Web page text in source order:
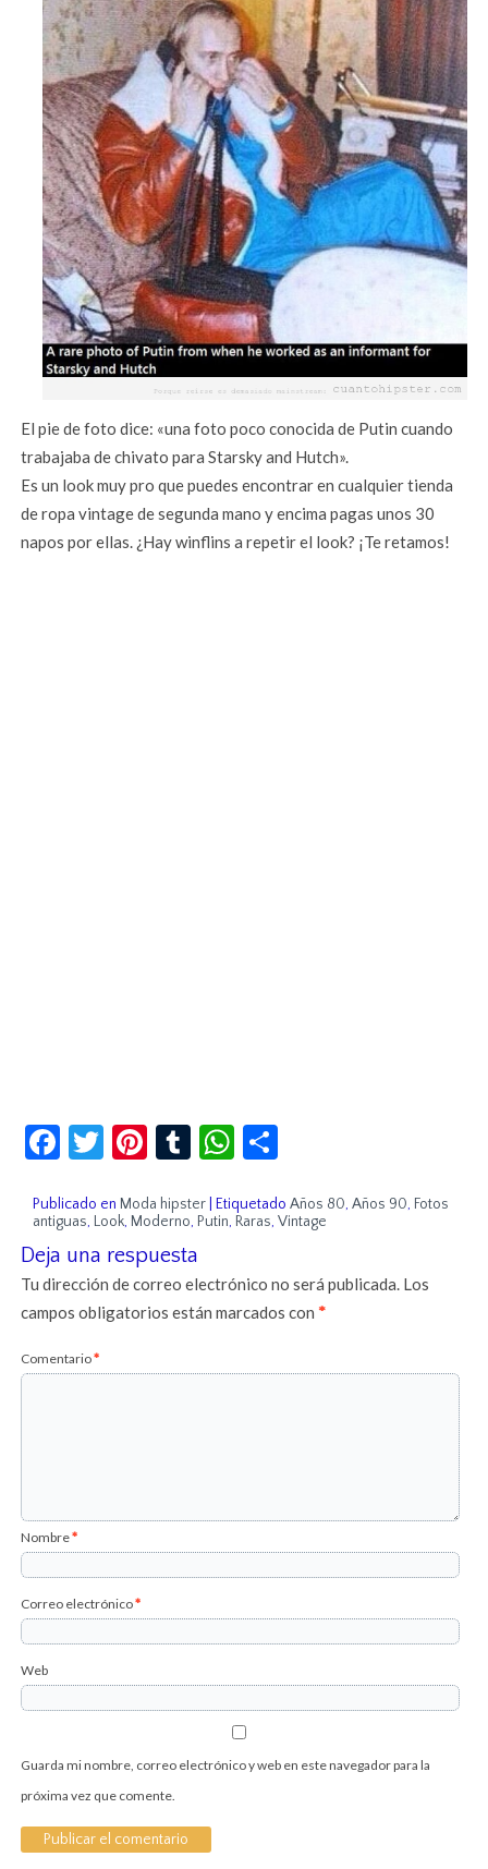
El pie de foto dice: «una foto poco conocida de Putin cuando
trabajaba de chivato para Starsky and Hutch».
Es un look muy pro que puedes encontrar en cualquier tienda
de ropa vintage de segunda mano y encima pagas unos 30
napos por ellas. ¿Hay winflins a repetir el look? ¡Te retamos!
Facebook
Twitter
Pinterest
TumblrWhatsApp
Publicado en Moda hipster Etiquetado Años 80,Años 90, Fotos
antiguas, Look, Moderno, Putin, Raras,Vintage
Deja una respuesta
Tu dirección de correo electrónico no será publicada. Los
campos obligatorios están marcados con*
Comentario*
Nombre*
Correo electrónico*
Web
Guarda mi nombre, correo electrónico y web en este navegador para la
próxima vez que comente.